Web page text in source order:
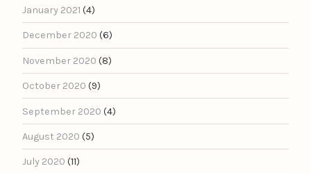
January 2021 (4)
December 2020 (6)
November 2020 (8)
October 2020 (9)
September 2020 (4)
August 2020 (5)
July 2020 (11)